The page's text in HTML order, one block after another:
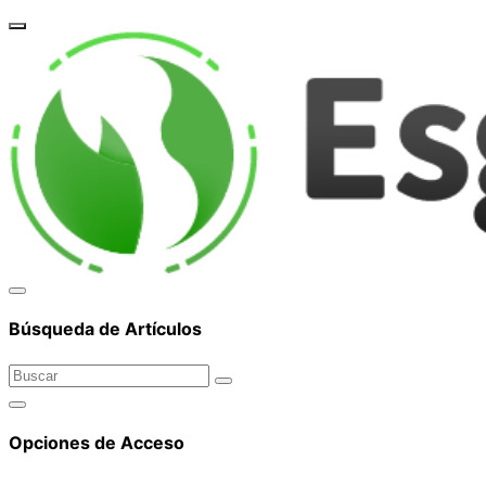
Búsqueda de Artículos
Opciones de Acceso